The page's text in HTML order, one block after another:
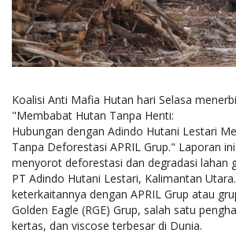
Koalisi Anti Mafia Hutan hari Selasa
"Membabat Hutan Tanpa Henti:
Hubungan dengan Adindo Hutani Lestari
Tanpa Deforestasi APRIL Grup." Laporan ini
menyorot deforestasi dan degradasi lahan
PT Adindo Hutani Lestari, Kalimantan
keterkaitannya dengan APRIL Grup atau
Golden Eagle (RGE) Grup, salah satu
kertas, dan viscose terbesar di Dunia.